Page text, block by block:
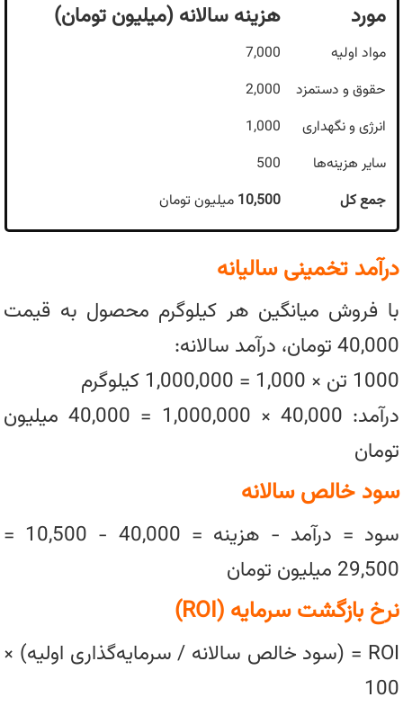
مورد هزینه سالانه (میلیون تومان)
مواد اولیه
7,000
حقوق و دستمزد
2,000
انرژی و نگهداری
1,000
سایر هزینه‌ها
500
جمع کل
10,500 میلیون تومان
درآمد تخمینی سالیانه
با فروش میانگین هر کیلوگرم محصول به قیمت
40,000 تومان، درآمد سالانه:
1000 تن × 1,000 = 1,000,000 کیلوگرم
درآمد: 40,000 × 1,000,000 = 40,000 میلیون
تومان
سود خالص سالانه
سود = درآمد - هزینه = 40,000 - 10,500 =
29,500 میلیون تومان
نرخ بازگشت سرمایه (ROI)
ROI = (سود خالص سالانه / سرمایه‌گذاری اولیه) ×
100